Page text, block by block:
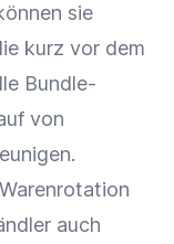
sie
kurz vor dem
Bundle-
von
auch